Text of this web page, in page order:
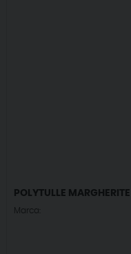
POLYTULLE
Marca: